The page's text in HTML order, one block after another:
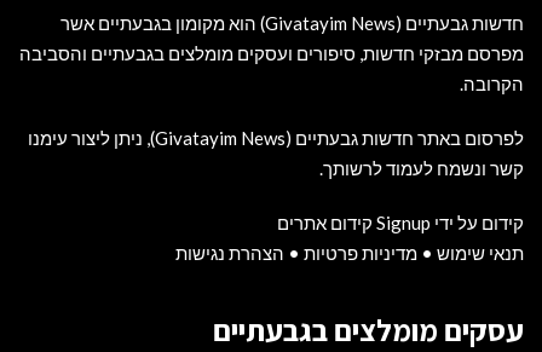
חדשות גבעתיים (Givatayim News) הוא מקומון בגבעתיים אשר
מפרסם מבזקי חדשות, סיפורים ועסקים מומלצים בגבעתיים והסביבה
הקרובה.
לפרסום באתר חדשות גבעתיים (Givatayim News), ניתן ליצור עימנו
קשר ונשמח לעמוד לרשותך.
קידום על ידי Signup קידום אתרים
תנאי שימוש • מדיניות פרטיות • הצהרת נגישות
עסקים מומלצים בגבעתיים